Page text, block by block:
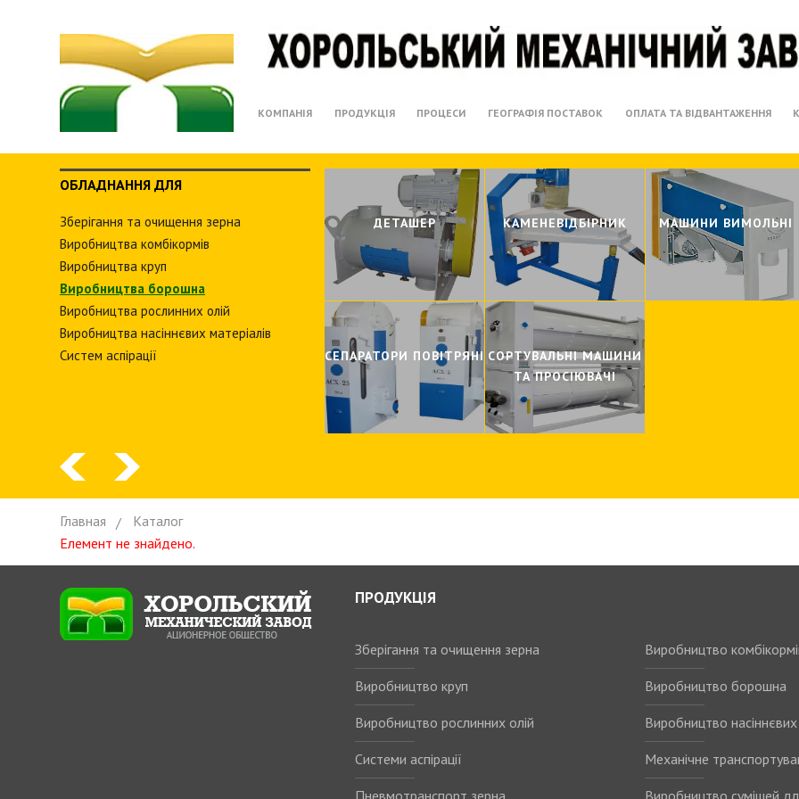
КОМПАНІЯ ПРОДУКЦІЯ ПРОЦЕСИ ГЕОГРАФІЯ ПОСТАВОК ОПЛАТА ТА ВІДВАНТАЖЕННЯ
ОБЛАДНАННЯ ДЛЯ
Зберiгання та очищення зерна
Виробництва комбiкормiв
Виробництва круп
Виробництва борошна
Виробництва рослинних олiй
Виробництва насіннєвих матеріалів
Систем аспiрацiї
ДЕТАШЕР КАМЕНЕВIДБIРНИК МАШИНИ ВИМОЛЬНI
СЕПАРАТОРИ ПОВIТРЯНI СОРТУВАЛЬНI МАШИНИ
ТА ПРОСIЮВАЧI
Главная
Каталог
Елемент не знайдено.
ПРОДУКЦІЯ
Зберігання та очищення зерна Виробництво
Виробництво круп Виробництво борошна
Виробництво рослинних олій Виробництво насіннєвих
Системи аспірації Механічне
Пневмотранспорт зерна Виробництво сумішей